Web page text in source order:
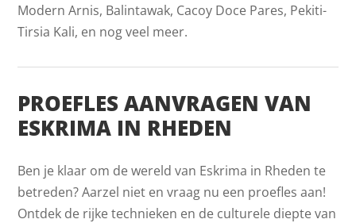
Modern Arnis, Balintawak, Cacoy Doce Pares, Pekiti-
Tirsia Kali, en nog veel meer.
PROEFLES AANVRAGEN VAN
ESKRIMA IN RHEDEN
Ben je klaar om de wereld van Eskrima in Rheden te
betreden? Aarzel niet en vraag nu een proefles aan!
Ontdek de rijke technieken en de culturele diepte van